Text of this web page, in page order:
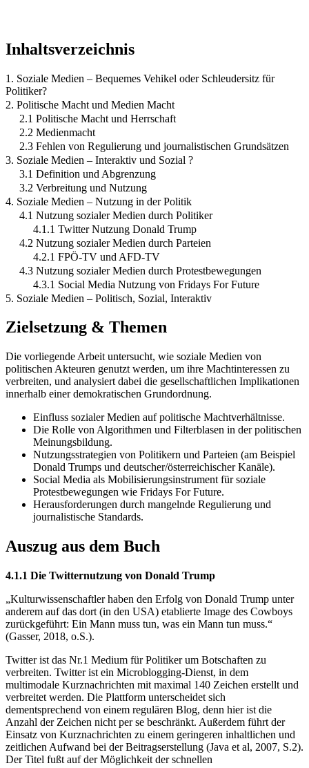
Inhaltsverzeichnis
1. Soziale Medien – Bequemes Vehikel oder Schleudersitz für
Politiker?
2. Politische Macht und Medien Macht
2.1 Politische Macht und Herrschaft
2.2 Medienmacht
2.3 Fehlen von Regulierung und journalistischen Grundsätzen
3. Soziale Medien – Interaktiv und Sozial ?
3.1 Definition und Abgrenzung
3.2 Verbreitung und Nutzung
4. Soziale Medien – Nutzung in der Politik
4.1 Nutzung sozialer Medien durch Politiker
4.1.1 Twitter Nutzung Donald Trump
4.2 Nutzung sozialer Medien durch Parteien
4.2.1 FPÖ-TV und AFD-TV
4.3 Nutzung sozialer Medien durch Protestbewegungen
4.3.1 Social Media Nutzung von Fridays For Future
5. Soziale Medien – Politisch, Sozial, Interaktiv
Zielsetzung & Themen
Die vorliegende Arbeit untersucht, wie soziale Medien von
politischen Akteuren genutzt werden, um ihre Machtinteressen zu
verbreiten, und analysiert dabei die gesellschaftlichen Implikationen
innerhalb einer demokratischen Grundordnung.
Einfluss sozialer Medien auf politische Machtverhältnisse.
Die Rolle von Algorithmen und Filterblasen in der politischen
Meinungsbildung.
Nutzungsstrategien von Politikern und Parteien (am Beispiel
Donald Trumps und deutscher/österreichischer Kanäle).
Social Media als Mobilisierungsinstrument für soziale
Protestbewegungen wie Fridays For Future.
Herausforderungen durch mangelnde Regulierung und
journalistische Standards.
Auszug aus dem Buch
4.1.1 Die Twitternutzung von Donald Trump
„Kulturwissenschaftler haben den Erfolg von Donald Trump unter
anderem auf das dort (in den USA) etablierte Image des Cowboys
zurückgeführt: Ein Mann muss tun, was ein Mann tun muss.“
(Gasser, 2018, o.S.).
Twitter ist das Nr.1 Medium für Politiker um Botschaften zu
verbreiten. Twitter ist ein Microblogging-Dienst, in dem
multimodale Kurznachrichten mit maximal 140 Zeichen erstellt und
verbreitet werden. Die Plattform unterscheidet sich
dementsprechend von einem regulären Blog, denn hier ist die
Anzahl der Zeichen nicht per se beschränkt. Außerdem führt der
Einsatz von Kurznachrichten zu einem geringeren inhaltlichen und
zeitlichen Aufwand bei der Beitragserstellung (Java et al, 2007, S.2).
Der Titel fußt auf der Möglichkeit der schnellen